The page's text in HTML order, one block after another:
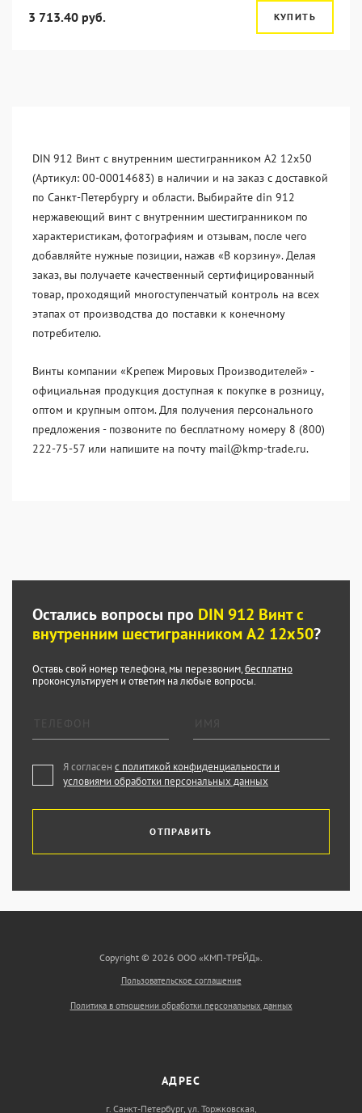
3 713.40 руб. КУПИТЬ
DIN 912 Винт с внутренним шестигранником А2 12х50
(Артикул: 00-00014683) в наличии и на заказ с доставкой
по Санкт-Петербургу и области. Выбирайте din 912
нержавеющий винт с внутренним шестигранником по
характеристикам, фотографиям и отзывам, после чего
добавляйте нужные позиции, нажав «В корзину». Делая
заказ, вы получаете качественный сертифицированный
товар, проходящий многоступенчатый контроль на всех
этапах от производства до поставки к конечному
потребителю.
Винты компании «Крепеж Мировых Производителей» -
официальная продукция доступная к покупке в розницу,
оптом и крупным оптом. Для получения персонального
предложения - позвоните по бесплатному номеру 8 (800)
222-75-57 или напишите на почту mail@kmp-trade.ru.
Остались вопросы про DIN 912 Винт с
внутренним шестигранником А2 12х50?
Оставь свой номер телефона, мы перезвоним,бесплатно
проконсультируем и ответим на любые вопросы.
Я согласен с политикой конфиденциальности и
условиями обработки персональных данных
ОТПРАВИТЬ
Copyright © 2026 ООО «КМП-ТРЕЙД».
Пользовательское соглашение
Политика в отношении обработки персональных данных
АДРЕС
г. Санкт-Петербург, ул. Торжковская,